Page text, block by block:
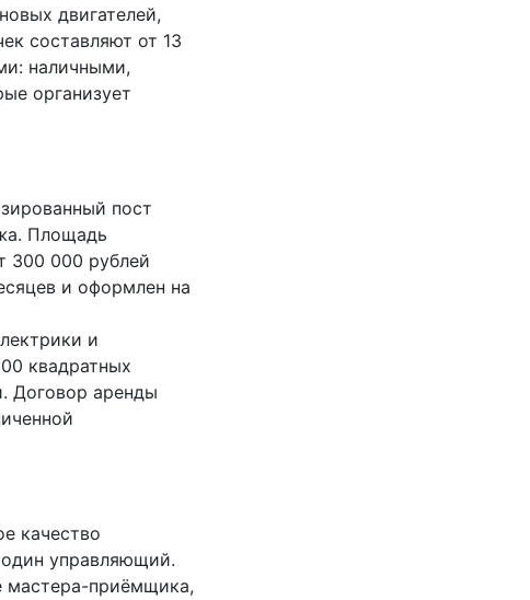
двигателей,
составляют от 13
наличными,
организует
пост
Площадь
300 000 рублей
и оформлен на
и
квадратных
Договор аренды
качество
один управляющий.
мастера-приёмщика,